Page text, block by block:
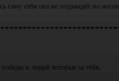
себя она не подъведёт по
и людей которые за тебя,